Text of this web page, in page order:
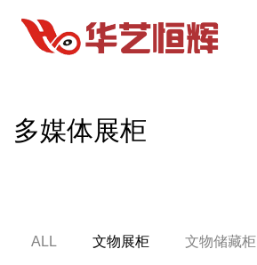
多媒体展柜
ALL 文物展柜 文物储藏柜